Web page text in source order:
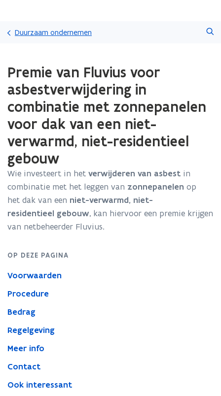
gaan
Duurzaam ondernemen
met
laden.
zich
op:
Premie
van
voor
asbestverwijdering
combinatie
met
zonnepanelen
voor
een
verwarmd,
residentieel
Premie van Fluvius voor
asbestverwijdering in
combinatie met zonnepanelen
voor dak van een niet-
verwarmd, niet-residentieel
gebouw
Wie investeert in het verwijderen van asbest in
combinatie met het leggen van zonnepanelen op
het dak van een niet-verwarmd, niet-
residentieel gebouw, kan hiervoor een premie krijgen
van netbeheerder Fluvius.
OP DEZE PAGINA
Voorwaarden
Procedure
Bedrag
Regelgeving
Meer info
Contact
Ook interessant